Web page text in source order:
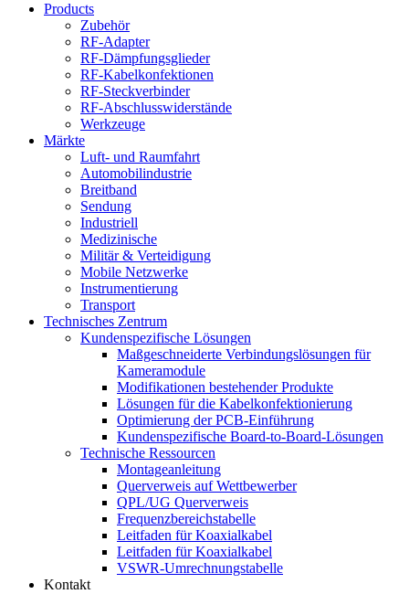
Products
Zubehör
RF-Adapter
RF-Dämpfungsglieder
RF-Kabelkonfektionen
RF-Steckverbinder
RF-Abschlusswiderstände
Werkzeuge
Märkte
Luft- und Raumfahrt
Automobilindustrie
Breitband
Sendung
Industriell
Medizinische
Militär & Verteidigung
Mobile Netzwerke
Instrumentierung
Transport
Technisches Zentrum
Kundenspezifische Lösungen
Maßgeschneiderte Verbindungslösungen für
Kameramodule
Modifikationen bestehender Produkte
Lösungen für die Kabelkonfektionierung
Optimierung der PCB-Einführung
Kundenspezifische Board-to-Board-Lösungen
Technische Ressourcen
Montageanleitung
Querverweis auf Wettbewerber
QPL/UG Querverweis
Frequenzbereichstabelle
Leitfaden für Koaxialkabel
Leitfaden für Koaxialkabel
VSWR-Umrechnungstabelle
Kontakt